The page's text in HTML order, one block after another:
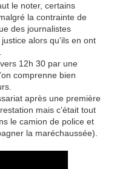
le noter, certains
la contrainte de
des journalistes
alors qu'ils en ont
12h 30 par une
comprenne bien
après une première
mais c’était tout
le camion de police et
la maréchaussée).